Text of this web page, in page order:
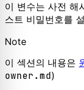
이 변수는 사전 해
스트 비밀번호를
Note
이 섹션의 내용은
owner.md)